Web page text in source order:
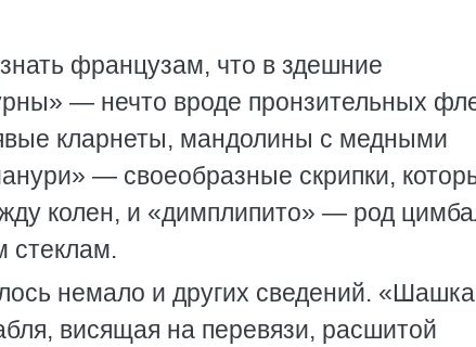
французам, что в здешние
— нечто вроде пронзительных
кларнеты, мандолины с медными
— своеобразные скрипки,
колен, и «димплипито» — род
стеклам.
немало и других сведений.
висящая на перевязи, расшитой